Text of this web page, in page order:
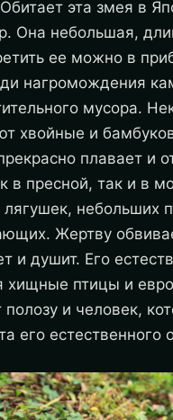
эта змея в
Она небольшая,
ее можно в
нагромождения
мусора.
хвойные и
плавает и
в пресной, так и в
небольших
Жертву
и душит. Его
хищные птицы и
и человек,
его естественного